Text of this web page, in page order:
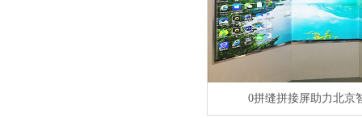
0拼缝拼接屏助力北京